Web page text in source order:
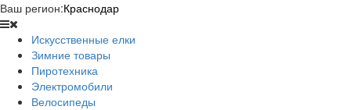
Ваш регион:Краснодар
Искусственные елки
Зимние товары
Пиротехника
Электромобили
Велосипеды